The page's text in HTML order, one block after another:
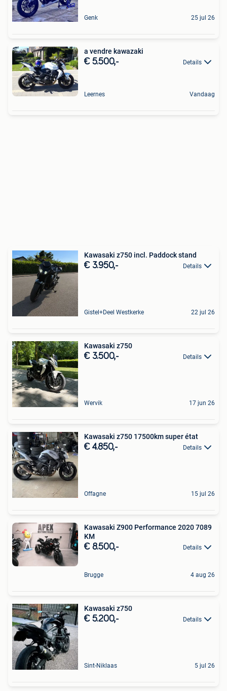
Genk 25 jul 26
a vendre kawazaki
€ 5.500,- Details
Leernes Vandaag
Kawasaki z750 incl. Paddock stand
€ 3.950,- Details
Gistel+Deel Westkerke 22 jul 26
Kawasaki z750
€ 3.500,- Details
Wervik 17 jun 26
Kawasaki z750 17500km super état
€ 4.850,- Details
Offagne 15 jul 26
Kawasaki Z900 Performance 2020 7089
KM
€ 8.500,- Details
Brugge 4 aug 26
Kawasaki z750
€ 5.200,- Details
Sint-Niklaas 5 jul 26